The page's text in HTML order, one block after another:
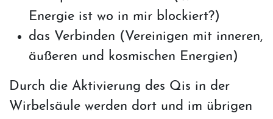
Energie ist wo in mir blockiert?)
das Verbinden (Vereinigen mit inneren,
äußeren und kosmischen Energien)
Durch die Aktivierung des Qis in der
Wirbelsäule werden dort und im übrigen